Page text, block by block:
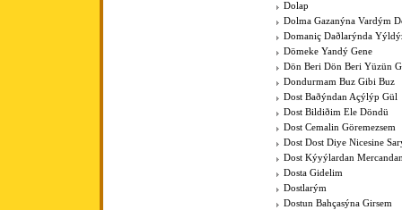
Dolap
Dolma Gazanýna Vardým
Domaniç Daðlarýnda
Dömeke Yandý Gene
Dön Beri Dön Beri Yüzün
Dondurmam Buz Gibi Buz
Dost Baðýndan Açýlýp Gül
Dost Bildiðim Ele Döndü
Dost Cemalin Göremezsem
Dost Dost Diye Nicesine
Dost Kýyýlardan
Dosta Gidelim
Dostlarým
Dostun Bahçasýna Girsem